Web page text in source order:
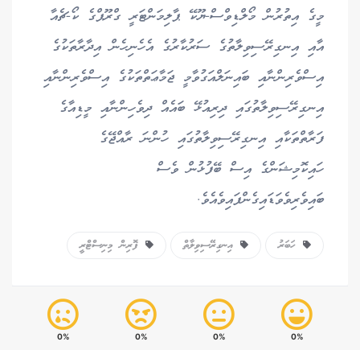
މީގެ އިތުރުން މޯލްޑިވްސް-ޔޫކޭ ޕާލިމަންޓަރީ ގްރޫޕްގެ ކޯ-ޗެއާ
އާއި އިނގިރޭސިވިލާތުގެ ސަރުކާރުގެ އެހެނިހެން އިދާރާތަކުގެ
އިސްވެރިންނާއި ބައިނަލްއަގުވާމީ ޖަމާޢަތްތަކުގެ އިސްވެރިންނާއި
އިނގިރޭސިވިލާތުގައި ދިރިއުޅޭ ބައެއް ދިވެހިންނާއި މީޑިއާގެ
ފަރާތްތަކާއި އިނގިރޭސިވިލާތުގައި ހުންނަ ރާއްޖޭގެ
ހައިކޮމިޝަންގެ އިސް ބޭފުޅުން ވެސް
ބައިވެރިވެވަޑައިގެންފައިވެއެވެ.
ހަބަރު އިނގިރޭސިވިލާތް ފޮރިން މިނިސްޓްރީ
0%
0%
0%
0%